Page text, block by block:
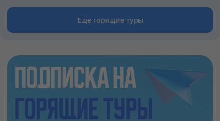
Еще горящие туры